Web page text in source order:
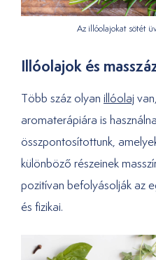
Az illóolajokat sötét
Illóolajok és
Több száz olyan illóolaj
aromaterápiára is
összpontosítottunk,
különböző részeinek
pozitívan befolyásolják az
és fizikai.